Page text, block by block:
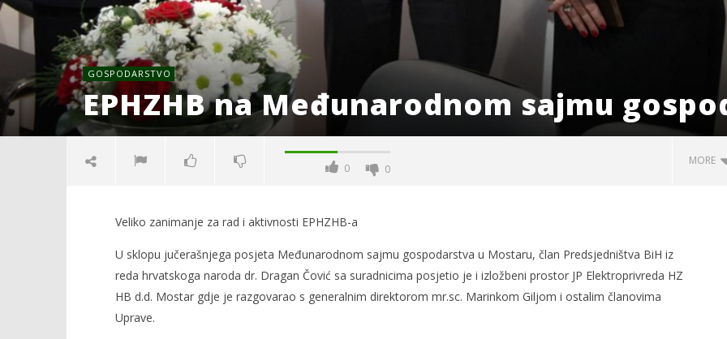
GOSPODARSTVO
EPHZHB na Međunarodnom sajmu
0 0
MORE
Veliko zanimanje za rad i aktivnosti EPHZHB-a
U sklopu jučerašnjega posjeta Međunarodnom sajmu gospodarstva u Mostaru, član Predsjedništva BiH iz
reda hrvatskoga naroda dr. Dragan Čović sa suradnicima posjetio je i izložbeni prostor JP Elektroprivreda HZ
HB d.d. Mostar gdje je razgovarao s generalnim direktorom mr.sc. Marinkom Giljom i ostalim članovima
Uprave.